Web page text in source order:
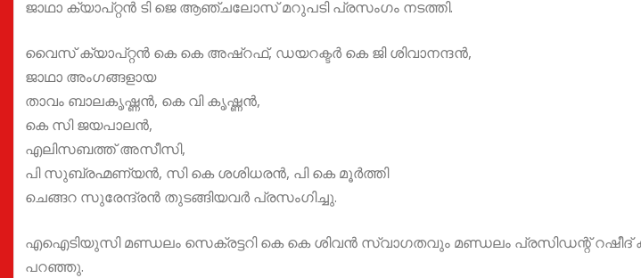
ജാഥാ ക്യാപ്റ്റൻ ടി ജെ ആഞ്ചലോസ് മറുപടി പ്രസംഗം നടത്തി.
വൈസ് ക്യാപ്റ്റൻ കെ കെ അഷ്റഫ്, ഡയറക്ടർ കെ ജി ശിവാനന്ദൻ,
ജാഥാ അംഗങ്ങളായ
താവം ബാലകൃഷ്ണൻ, കെ വി കൃഷ്ണൻ,
കെ സി ജയപാലൻ,
എലിസബത്ത് അസീസി,
പി സുബ്രഹ്മണ്യൻ, സി കെ ശശിധരൻ, പി കെ മൂർത്തി
ചെങ്ങറ സുരേന്ദ്രൻ തുടങ്ങിയവർ പ്രസംഗിച്ചു.
എഐടിയുസി മണ്ഡലം സെക്രട്ടറി കെ കെ ശിവൻ സ്വാഗതവും മണ്ഡലം പ്രസിഡന്റ് റഷീദ്
പറഞ്ഞു.